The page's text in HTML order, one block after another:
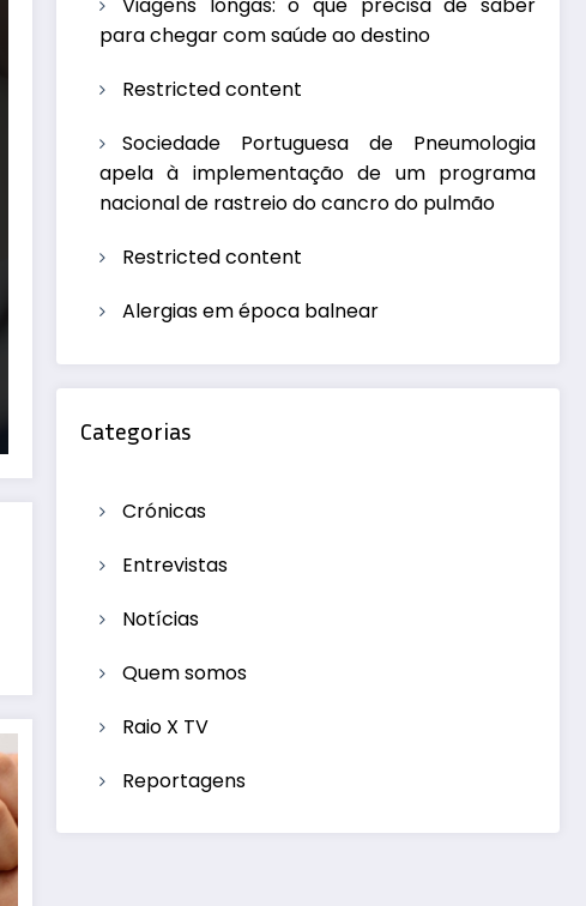
Viagens longas: o que precisa de saber
para chegar com saúde ao destino
Restricted content
Sociedade Portuguesa de Pneumologia
apela à implementação de um programa
nacional de rastreio do cancro do pulmão
Restricted content
Alergias em época balnear
Categorias
Crónicas
Entrevistas
Notícias
Quem somos
Raio X TV
Reportagens